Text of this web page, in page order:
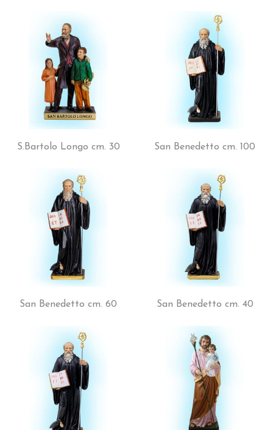
S.Bartolo Longo cm. 30 San Benedetto cm. 100
San Benedetto cm. 60 San Benedetto cm. 40